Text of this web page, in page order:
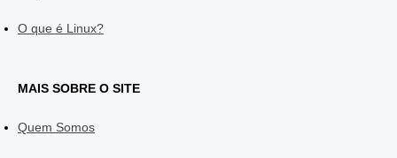
O que é Linux?
MAIS SOBRE O SITE
Quem Somos